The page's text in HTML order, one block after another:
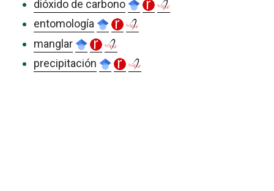
dióxido de carbono
entomología
manglar
precipitación